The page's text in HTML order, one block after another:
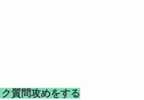
質問攻めをする